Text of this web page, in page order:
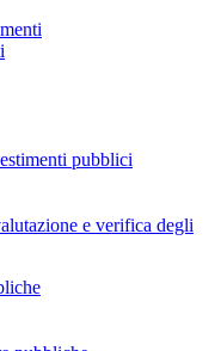
pubblici
e verifica degli